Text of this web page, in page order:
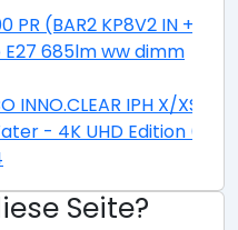
(BAR2 KP8V2 IN +
E27 685lm ww dimm
IPH X/XS
- 4K UHD Edition
Seite?